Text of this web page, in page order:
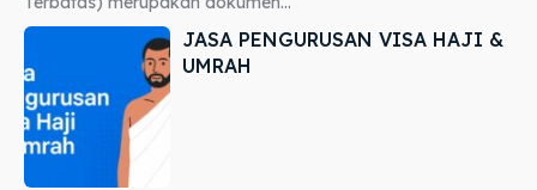
JASA PENGURUSAN VISA HAJI &
UMRAH